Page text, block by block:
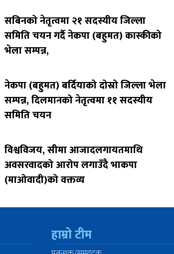
सबिनको नेतृत्वमा २१ सदस्यीय जिल्ला
समिति चयन गर्दै नेकपा (बहुमत) कास्कीको
भेला सम्पन्न,
नेकपा (बहुमत) बर्दियाको दोस्रो जिल्ला भेला
सम्पन्न, दिलमानको नेतृत्वमा ११ सदस्यीय
समिति चयन
विश्वविजय, सीमा आजादलगायतमाथि
अवसरवादको आरोप लगाउँदै भाकपा
(माओवादी)को वक्तव्य
हाम्रो टीम